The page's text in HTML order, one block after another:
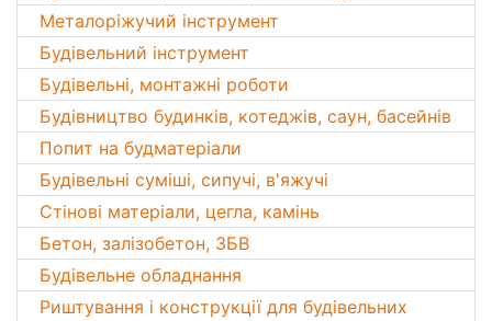
Металоріжучий інструмент
Будівельний інструмент
Будівельні, монтажні роботи
Будівництво будинків, котеджів, саун, басейнів
Попит на будматеріали
Будівельні суміші, сипучі, в'яжучі
Стінові матеріали, цегла, камінь
Бетон, залізобетон, ЗБВ
Будівельне обладнання
Риштування і конструкції для будівельних